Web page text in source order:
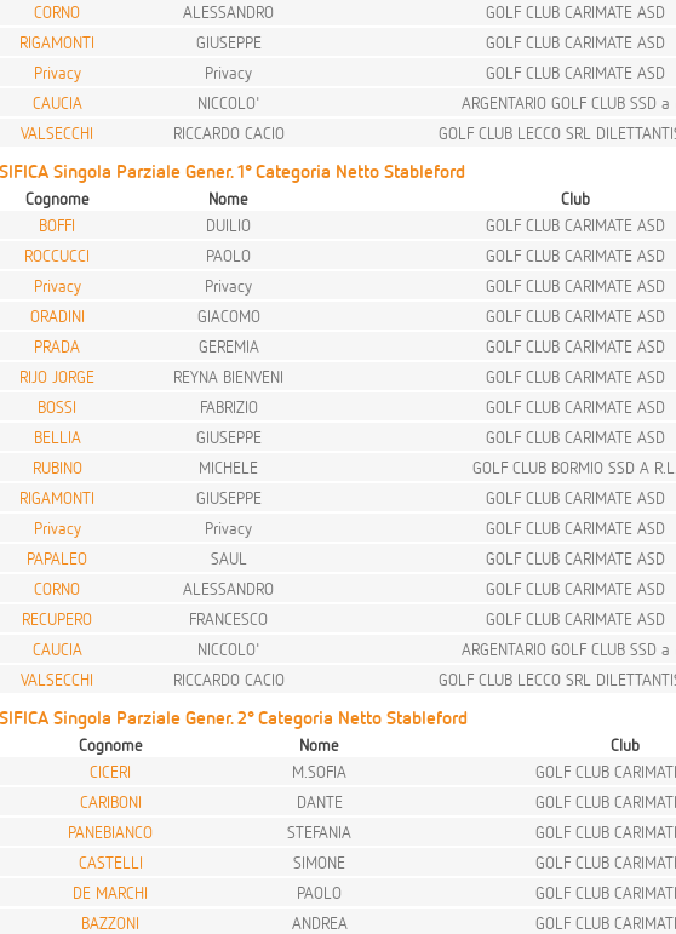
CORNO ALESSANDRO GOLF CLUB CARIMATE ASD
RIGAMONTI
GIUSEPPE GOLF CLUB CARIMATE ASD
Privacy
Privacy GOLF CLUB CARIMATE ASD
CAUCIA
NICCOLO' ARGENTARIO GOLF CLUB SSD a
VALSECCHI RICCARDO CACIO GOLF CLUB LECCO SRL
Singola Parziale Gener. 1° Categoria Netto Stableford
Cognome Nome Club
BOFFI DUILIO GOLF CLUB CARIMATE ASD
ROCCUCCI
PAOLO GOLF CLUB CARIMATE ASD
Privacy Privacy GOLF CLUB CARIMATE ASD
ORADINI GIACOMO GOLF CLUB CARIMATE ASD
PRADA GEREMIA GOLF CLUB CARIMATE ASD
RIJO JORGE REYNA BIENVENI GOLF CLUB CARIMATE ASD
BOSSI
FABRIZIO GOLF CLUB CARIMATE ASD
BELLIA GIUSEPPE GOLF CLUB CARIMATE ASD
RUBINO
MICHELE GOLF CLUB BORMIO SSD A R.L.
RIGAMONTI GIUSEPPE GOLF CLUB CARIMATE ASD
Privacy Privacy GOLF CLUB CARIMATE ASD
PAPALEO SAUL GOLF CLUB CARIMATE ASD
CORNO ALESSANDRO GOLF CLUB CARIMATE ASD
RECUPERO
FRANCESCO GOLF CLUB CARIMATE ASD
CAUCIA NICCOLO' ARGENTARIO GOLF CLUB SSD a
VALSECCHI RICCARDO CACIO GOLF CLUB LECCO SRL
Singola Parziale Gener. 2° Categoria Netto Stableford
Cognome Nome Club
CICERI M.SOFIA GOLF CLUB
CARIBONI DANTE GOLF CLUB
PANEBIANCO STEFANIA GOLF CLUB
CASTELLI
SIMONE GOLF CLUB
DE MARCHI PAOLO GOLF CLUB
BAZZONI
ANDREA GOLF CLUB